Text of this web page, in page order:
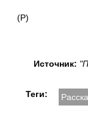
(Р)
Источник:
Теги: